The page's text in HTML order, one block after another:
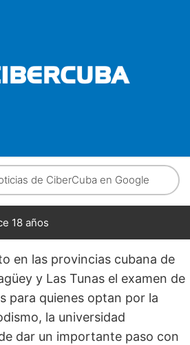
de CiberCuba en Google
18 años
en las provincias cubana de
y Las Tunas el examen de
para quienes optan por la
la universidad
dar un importante paso con